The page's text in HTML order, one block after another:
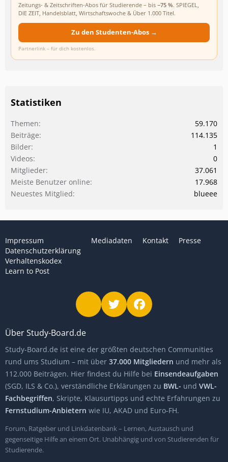
Zeitungs- & Zeitschriften-Abos für Studierende – bis −75 %. SPIEGEL,
DIE ZEIT, Handelsblatt, Wirtschaftswoche & Über 1.000 Titel.
Zu den Studenten-Abos →
Partnerlink – für dich kostenlos.
Statistiken
Themen
59.170
Beiträge
114.135
Bilder
1
Videos
0
Mitglieder
37.061
Meiste Benutzer online
17.968
Neuestes Mitglied
blueee
Impressum
Datenschutzerklärung
Verhaltenskodex
Learn to Post
Mediadaten Kontakt Presse
Über Study-Board.de
Study-Board.de ist eine der größten deutschen Communities
rund ums Studium – mit über 37.000 Mitgliedern und mehr als
112.000 Beiträgen. Hier findest du Hilfe bei Einsendeaufgaben
(SGD, ILS & Co.), verständliche Erklärungen zu BWL- und VWL-
Fachbegriffen, Skripte, Klausurtipps und echte Erfahrungen zu
Fernstudium-Anbietern wie IU, AKAD und Euro-FH.
Forum, Ratgeber und Linkdatenbank – Lernen, Austausch und
gegenseitige Hilfe an einem Ort. Unabhängig und von Studierenden für
Studierende.